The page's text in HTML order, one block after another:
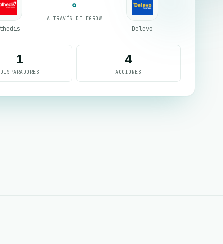
A TRAVÉS DE EGROW
Delevo
1
DISPARADORES
4
ACCIONES